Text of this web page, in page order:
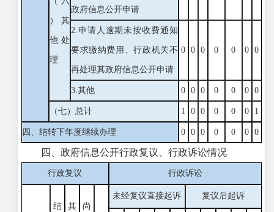
）其
他处
理
政府信息公开申请
2.申请人逾期未按收费通知
要求缴纳费用、行政机关不
再处理其政府信息公开申请
0 0 0 0 0 0 0
3.其他 0 0 0 0 0 0 0
（七）总计 1 0 0 0 0 0 1
四、结转下年度继续办理 0 0 0 0 0 0 0
四、政府信息公开行政复议、行政诉讼情况
行政复议 行政诉讼
结 其 尚
未经复议直接起诉 复议后起诉